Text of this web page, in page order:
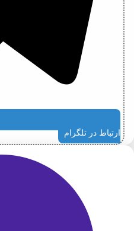
ارتباط در تلگرام